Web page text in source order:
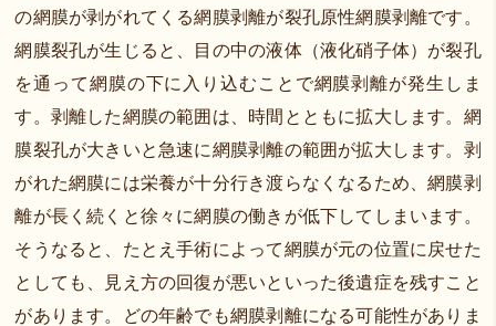
の網膜が剥がれてくる網膜剥離が裂孔原性網膜剥離です。
網膜裂孔が生じると、目の中の液体（液化硝子体）が裂孔
を通って網膜の下に入り込むことで網膜剥離が発生しま
す。剥離した網膜の範囲は、時間とともに拡大します。網
膜裂孔が大きいと急速に網膜剥離の範囲が拡大します。剥
がれた網膜には栄養が十分行き渡らなくなるため、網膜剥
離が長く続くと徐々に網膜の働きが低下してしまいます。
そうなると、たとえ手術によって網膜が元の位置に戻せた
としても、見え方の回復が悪いといった後遺症を残すこと
があります。どの年齢でも網膜剥離になる可能性がありま